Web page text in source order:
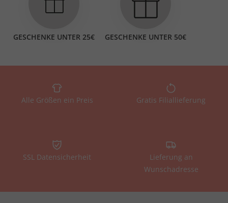
GESCHENKE UNTER 25€ GESCHENKE UNTER 50€
Alle Größen ein Preis Gratis Filiallieferung
SSL Datensicherheit
Lieferung an
Wunschadresse